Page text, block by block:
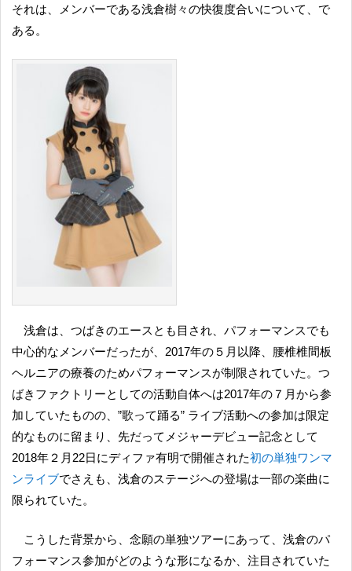
それは、メンバーである浅倉樹々の快復度合いについて、で
ある。
浅倉は、つばきのエースとも目され、パフォーマンスでも
中心的なメンバーだったが、2017年の５月以降、腰椎椎間板
ヘルニアの療養のためパフォーマンスが制限されていた。つ
ばきファクトリーとしての活動自体へは2017年の７月から参
加していたものの、”歌って踊る” ライブ活動への参加は限定
的なものに留まり、先だってメジャーデビュー記念として
2018年２月22日にディファ有明で開催された初の単独ワンマ
ンライブでさえも、浅倉のステージへの登場は一部の楽曲に
限られていた。
こうした背景から、念願の単独ツアーにあって、浅倉のパ
フォーマンス参加がどのような形になるか、注目されていた